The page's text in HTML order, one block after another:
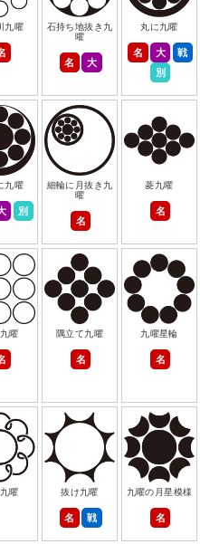
九曜
石持ち地抜き九
曜
名 大
丸に九曜
名 大
戦
別
九曜
別
細輪に月抜き九
曜
名
菱九曜
名
曜 隅立て九曜
名
九曜星輪
名
曜 抜け九曜
名 戦
九曜の月星模様
名